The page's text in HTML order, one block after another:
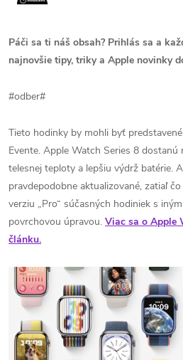
Páči sa ti náš obsah? Prihlás sa a
najnovšie tipy, triky a Apple novinky
#odber#
Tieto hodinky by mohli byť
Evente. Apple Watch Series 8 dostanú
telesnej teploty a lepšiu výdrž batérie.
pravdepodobne aktualizované, zatiaľ
verziu „Pro“ súčasných hodiniek s
povrchovou úpravou. Viac sa o Apple
článku.